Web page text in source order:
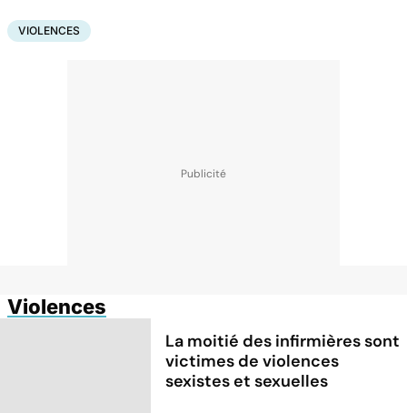
VIOLENCES
Violences
La moitié des infirmières sont
victimes de violences
sexistes et sexuelles